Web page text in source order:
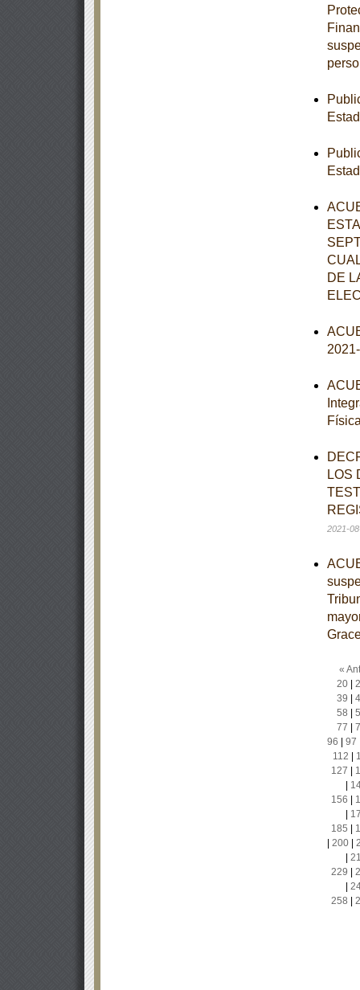
DE
LOS
2021-
«
20|
39
58
77
96
97
112
127
156
185
200|
229
258